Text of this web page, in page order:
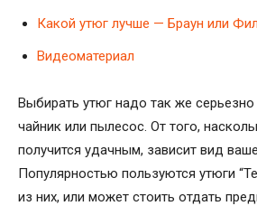
Какой утюг лучше — Браун или
Видеоматериал
Выбирать утюг надо так же серьезно
чайник или пылесос. От того,
получится удачным, зависит вид
Популярностью пользуются утюги
из них, или может стоить отдать